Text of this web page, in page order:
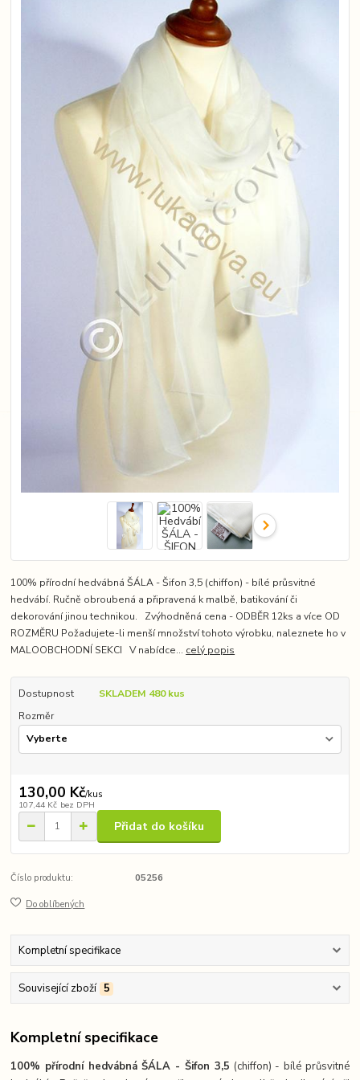
100% přírodní hedvábná ŠÁLA - Šifon 3,5 (chiffon) - bílé průsvitné
hedvábí. Ručně obroubená a připravená k malbě, batikování či
dekorování jinou technikou. Zvýhodněná cena - ODBĚR 12ks a více OD
ROZMĚRU Požadujete-li menší množství tohoto výrobku, naleznete ho v
MALOOBCHODNÍ SEKCI V nabídce... celý popis
Dostupnost
SKLADEM 480 kus
Rozměr
130,00 Kč/kus
107,44 Kč bez DPH
Přidat do košíku
Číslo produktu: 05256
Do oblíbených
Kompletní specifikace
Související zboží 5
Kompletní specifikace
100% přírodní hedvábná ŠÁLA - Šifon 3,5 (chiffon) - bílé průsvitné